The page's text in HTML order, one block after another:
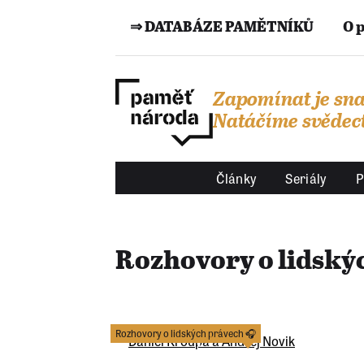
⇒ DATABÁZE PAMĚTNÍKŮ O
Zapomínat je
Natáčíme
Články Seriály
Rozhovory o
Rozhovory o lidských právech 🎧